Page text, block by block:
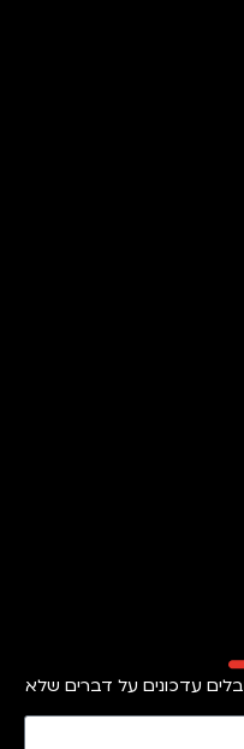
עדכונים על דברים שלא